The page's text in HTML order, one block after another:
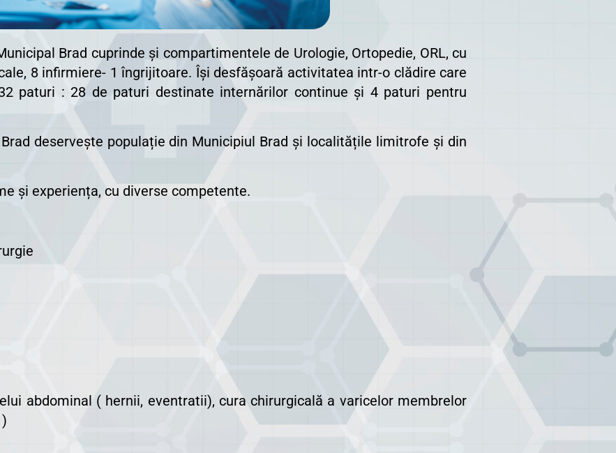
Brad cuprinde și compartimentele de Urologie, Ortopedie, ORL, cu
8 infirmiere- 1 îngrijitoare. Își desfășoară activitatea intr-o clădire care
paturi : 28 de paturi destinate internărilor continue și 4 paturi pentru
deservește populație din Municipiul Brad și localitățile limitrofe și din
și experiența, cu diverse competente.
abdominal ( hernii, eventratii), cura chirurgicală a varicelor membrelor